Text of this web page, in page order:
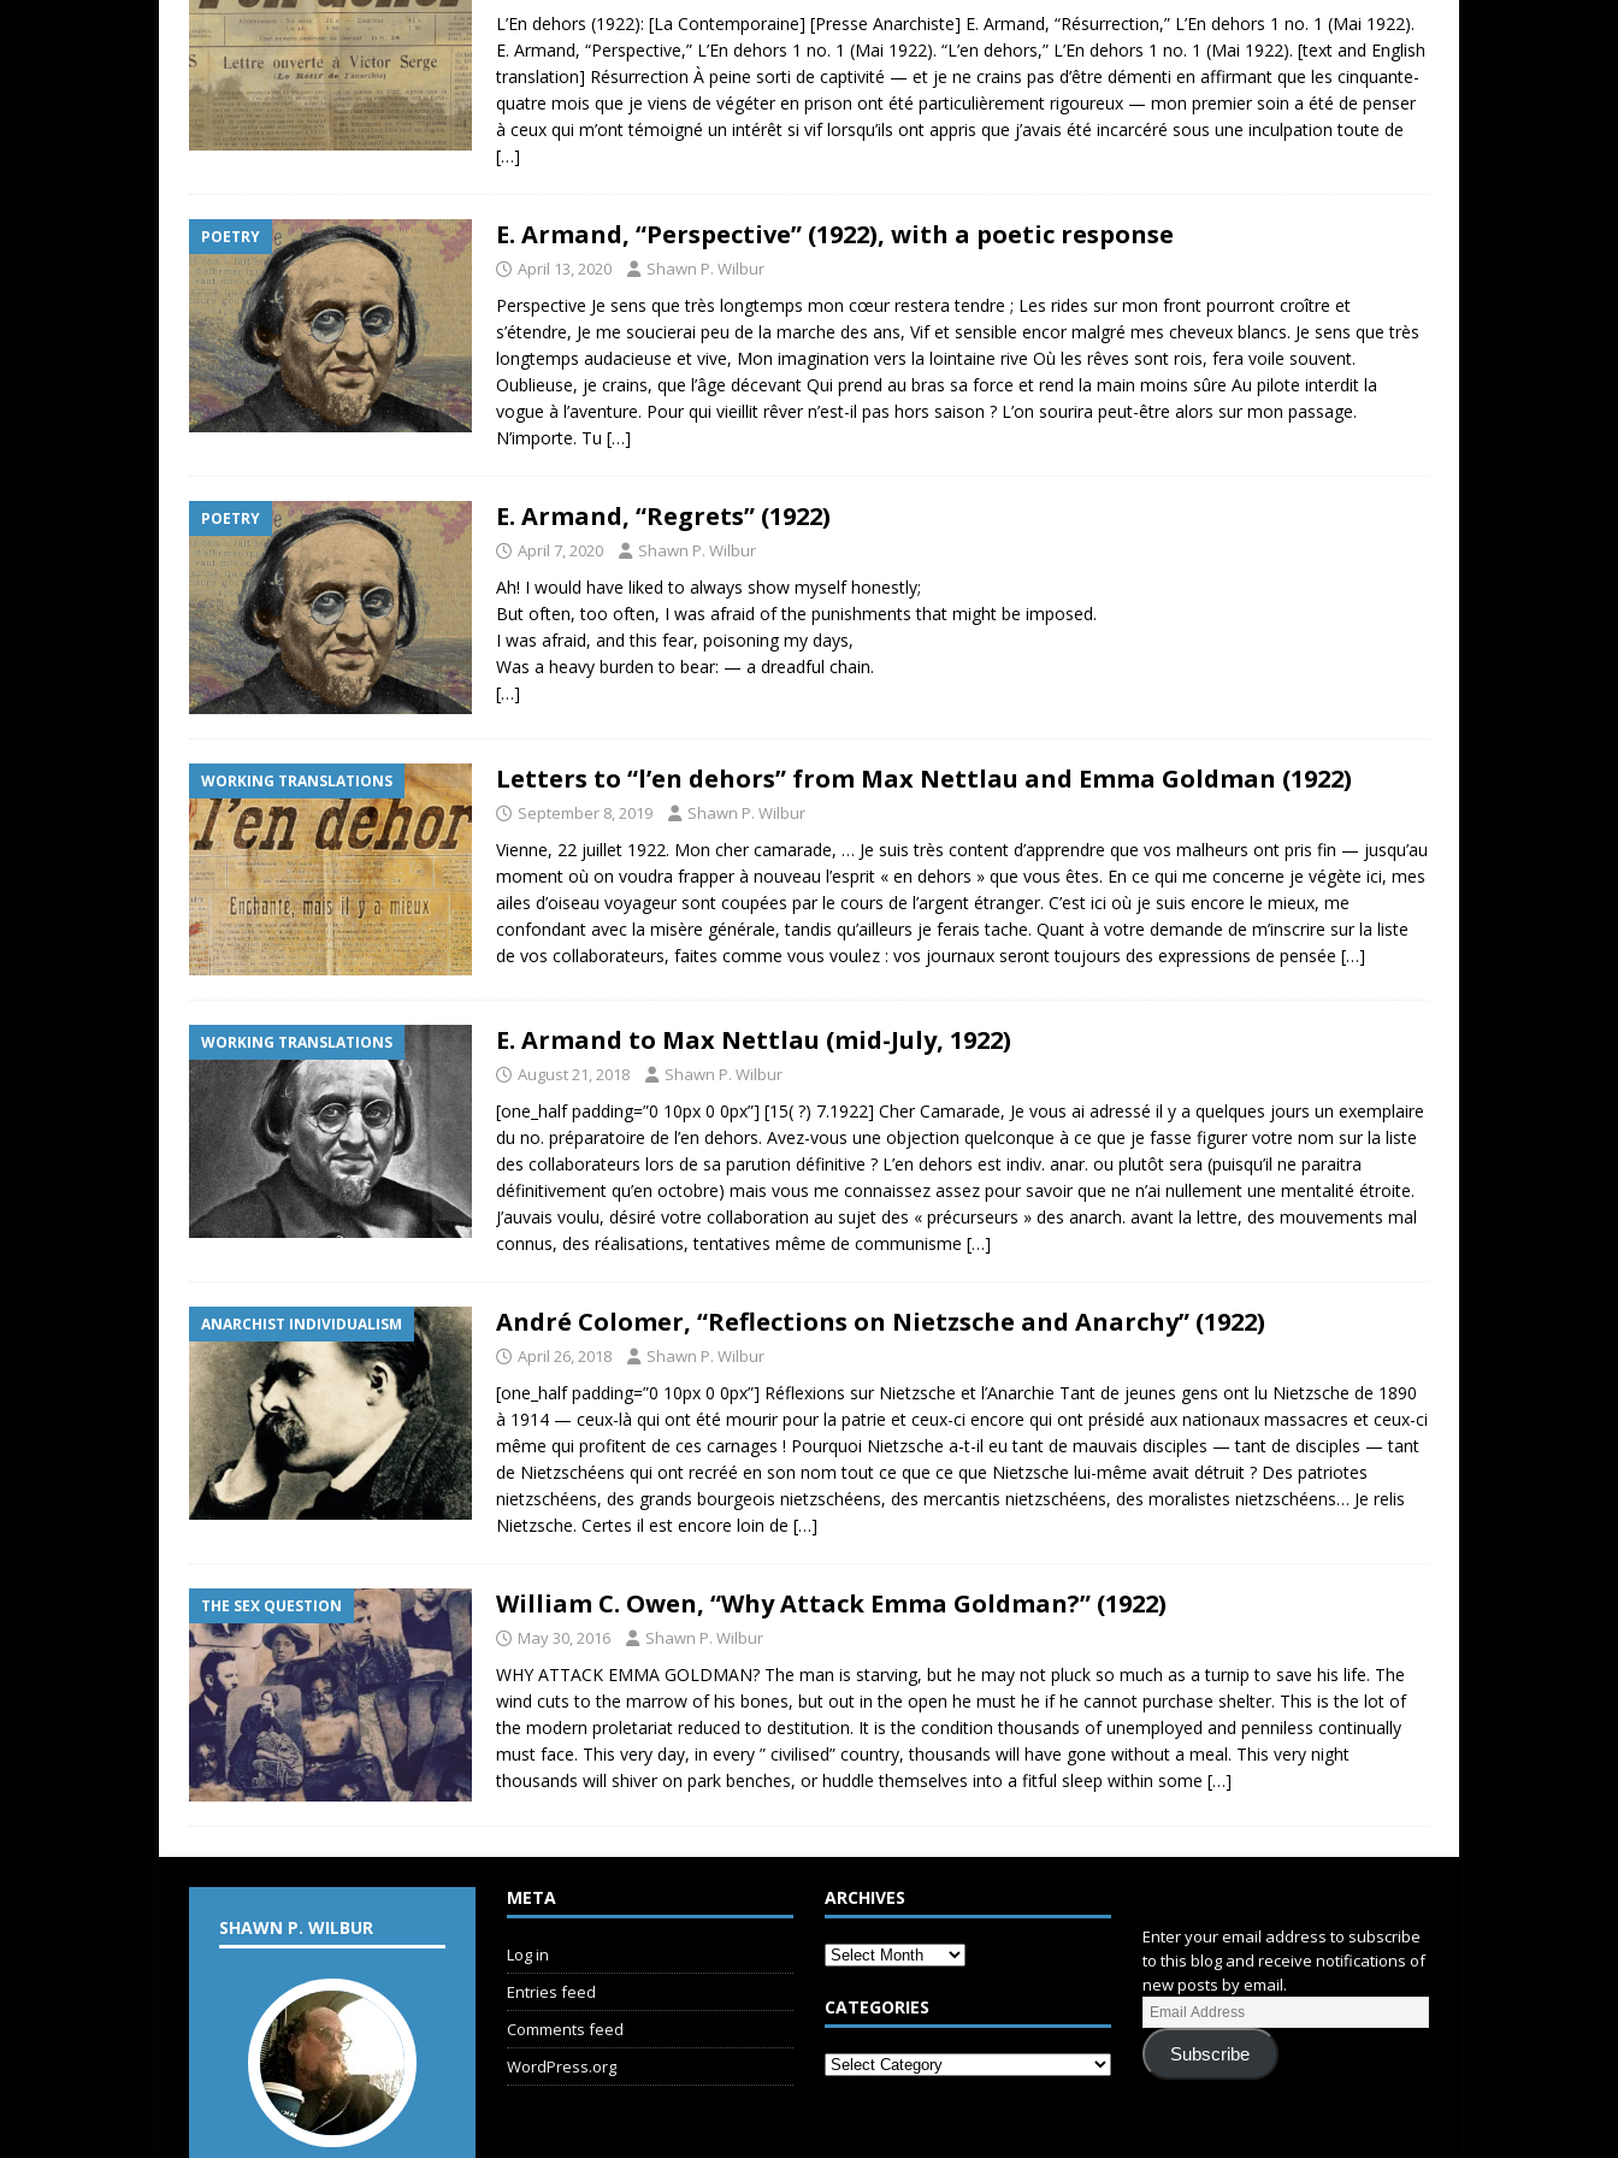
L’En dehors (1922): [La Contemporaine] [Presse Anarchiste] E. Armand, “Résurrection,” L’En dehors 1 no. 1 (Mai 1922).
E. Armand, “Perspective,” L’En dehors 1 no. 1 (Mai 1922). “L’en dehors,” L’En dehors 1 no. 1 (Mai 1922). [text and English
translation] Résurrection À peine sorti de captivité — et je ne crains pas d’être démenti en affirmant que les cinquante-
quatre mois que je viens de végéter en prison ont été particulièrement rigoureux — mon premier soin a été de penser
à ceux qui m’ont témoigné un intérêt si vif lorsqu’ils ont appris que j’avais été incarcéré sous une inculpation toute de
[…]
POETRY E. Armand, “Perspective” (1922), with a poetic response
April 13, 2020 Shawn P. Wilbur
Perspective Je sens que très longtemps mon cœur restera tendre ; Les rides sur mon front pourront croître et
s’étendre, Je me soucierai peu de la marche des ans, Vif et sensible encor malgré mes cheveux blancs. Je sens que très
longtemps audacieuse et vive, Mon imagination vers la lointaine rive Où les rêves sont rois, fera voile souvent.
Oublieuse, je crains, que l’âge décevant Qui prend au bras sa force et rend la main moins sûre Au pilote interdit la
vogue à l’aventure. Pour qui vieillit rêver n’est-il pas hors saison ? L’on sourira peut-être alors sur mon passage.
N’importe. Tu […]
POETRY E. Armand, “Regrets” (1922)
April 7, 2020 Shawn P. Wilbur
Ah! I would have liked to always show myself honestly;
But often, too often, I was afraid of the punishments that might be imposed.
I was afraid, and this fear, poisoning my days,
Was a heavy burden to bear: — a dreadful chain.
[…]
WORKING TRANSLATIONS Letters to “l’en dehors” from Max Nettlau and Emma Goldman (1922)
September 8, 2019 Shawn P. Wilbur
Vienne, 22 juillet 1922. Mon cher camarade, … Je suis très content d’apprendre que vos malheurs ont pris fin — jusqu’au
moment où on voudra frapper à nouveau l’esprit « en dehors » que vous êtes. En ce qui me concerne je végète ici, mes
ailes d’oiseau voyageur sont coupées par le cours de l’argent étranger. C’est ici où je suis encore le mieux, me
confondant avec la misère générale, tandis qu’ailleurs je ferais tache. Quant à votre demande de m’inscrire sur la liste
de vos collaborateurs, faites comme vous voulez : vos journaux seront toujours des expressions de pensée […]
WORKING TRANSLATIONS E. Armand to Max Nettlau (mid-July, 1922)
August 21, 2018 Shawn P. Wilbur
[one_half padding=”0 10px 0 0px”] [15( ?) 7.1922] Cher Camarade, Je vous ai adressé il y a quelques jours un exemplaire
du no. préparatoire de l’en dehors. Avez-vous une objection quelconque à ce que je fasse figurer votre nom sur la liste
des collaborateurs lors de sa parution définitive ? L’en dehors est indiv. anar. ou plutôt sera (puisqu’il ne paraitra
définitivement qu’en octobre) mais vous me connaissez assez pour savoir que ne n’ai nullement une mentalité étroite.
J’auvais voulu, désiré votre collaboration au sujet des « précurseurs » des anarch. avant la lettre, des mouvements mal
connus, des réalisations, tentatives même de communisme […]
ANARCHIST INDIVIDUALISM André Colomer, “Reflections on Nietzsche and Anarchy” (1922)
April 26, 2018 Shawn P. Wilbur
[one_half padding=”0 10px 0 0px”] Réflexions sur Nietzsche et l’Anarchie Tant de jeunes gens ont lu Nietzsche de 1890
à 1914 — ceux-là qui ont été mourir pour la patrie et ceux-ci encore qui ont présidé aux nationaux massacres et ceux-ci
même qui profitent de ces carnages ! Pourquoi Nietzsche a-t-il eu tant de mauvais disciples — tant de disciples — tant
de Nietzschéens qui ont recréé en son nom tout ce que ce que Nietzsche lui-même avait détruit ? Des patriotes
nietzschéens, des grands bourgeois nietzschéens, des mercantis nietzschéens, des moralistes nietzschéens… Je relis
Nietzsche. Certes il est encore loin de […]
THE SEX QUESTION William C. Owen, “Why Attack Emma Goldman?” (1922)
May 30, 2016 Shawn P. Wilbur
WHY ATTACK EMMA GOLDMAN? The man is starving, but he may not pluck so much as a turnip to save his life. The
wind cuts to the marrow of his bones, but out in the open he must he if he cannot purchase shelter. This is the lot of
the modern proletariat reduced to destitution. It is the condition thousands of unemployed and penniless continually
must face. This very day, in every ” civilised” country, thousands will have gone without a meal. This very night
thousands will shiver on park benches, or huddle themselves into a fitful sleep within some […]
SHAWN P. WILBUR
META
Log in
Entries feed
Comments feed
WordPress.org
ARCHIVES
CATEGORIES
Enter your email address to subscribe
to this blog and receive notifications of
new posts by email.
Subscribe